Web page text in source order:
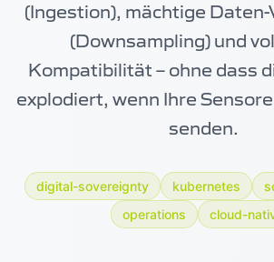
(Ingestion), mächtige
(Downsampling) und
Kompatibilität – ohne dass
explodiert, wenn Ihre
senden.
digital-sovereignty kubernetes
operations
cloud-